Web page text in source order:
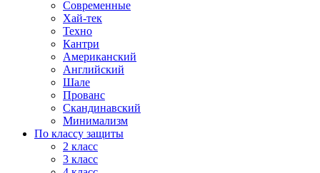
Современные
Хай-тек
Техно
Кантри
Американский
Английский
Шале
Прованс
Скандинавский
Минимализм
По классу защиты
2 класс
3 класс